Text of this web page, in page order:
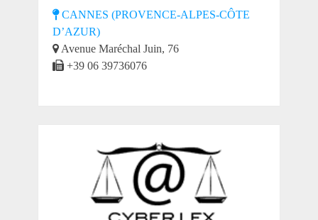
CANNES (PROVENCE-ALPES-CÔTE
D’AZUR)
Avenue Maréchal Juin, 76
+39 06 39736076